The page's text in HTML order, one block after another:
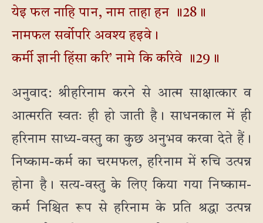
येइ फल नाहि पान, नाम ताहा हन ॥28॥
नामफल सर्वोपरि अवश्य हइवे।
कर्मी ज्ञानी हिंसा करि’ नामे कि करिवे ॥29॥
अनुवाद: श्रीहरिनाम करने से आत्म साक्षात्कार व
आत्मरति स्वतः ही हो जाती है। साधनकाल में ही
हरिनाम साध्य-वस्तु का कुछ अनुभव करवा देते हैं।
निष्काम-कर्म का चरमफल, हरिनाम में रुचि उत्पन्न
होना है। सत्य-वस्तु के लिए किया गया निष्काम-
कर्म निश्चित रूप से हरिनाम के प्रति श्रद्धा उत्पन्न